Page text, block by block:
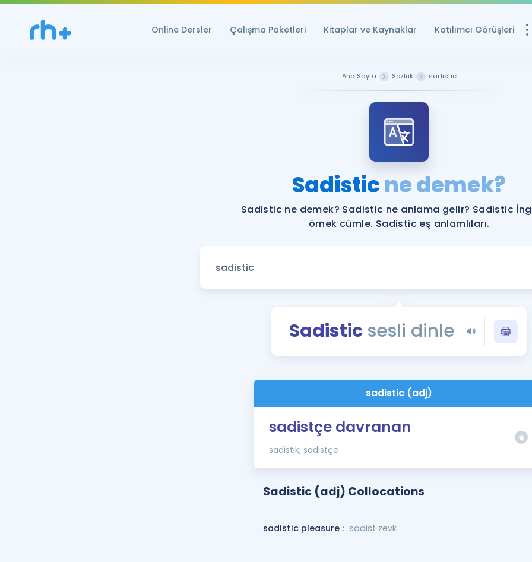
Online Dersler Çalışma Paketleri Kitaplar ve Kaynaklar Katılımcı Görüşleri
YDS ve YÖKDİL
Rehberlik Aracı
YDS ve YÖKDİL'e
Tüm ÖSYM
YDS - YÖKDİL
İngilizce Gramer
Ana Sayfa Sözlük sadistic
Sadisticne demek?
Sadistic ne demek? Sadistic ne anlama gelir? Sadistic
örnek cümle. Sadistic eş anlamlıları.
Sadisticsesli dinle
sadistic (adj)
sadistçe davranan
sadistik, sadistçe
Sadistic (adj) Collocations
sadistic pleasure : sadist zevk